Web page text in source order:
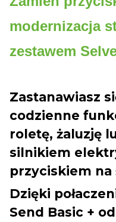
modernizacja
zestawem
Zastanawiasz
codzienne
roletę, żaluzję
silnikiem
przyciskiem na
Dzięki
Send Basic +